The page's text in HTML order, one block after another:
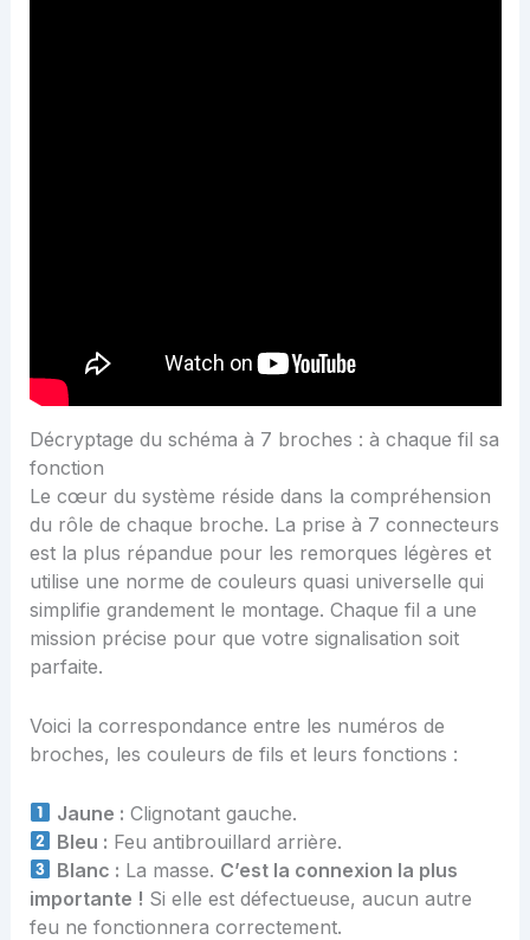
Décryptage du schéma à 7 broches : à chaque fil sa
fonction
Le cœur du système réside dans la compréhension
du rôle de chaque broche. La prise à 7 connecteurs
est la plus répandue pour les remorques légères et
utilise une norme de couleurs quasi universelle qui
simplifie grandement le montage. Chaque fil a une
mission précise pour que votre signalisation soit
parfaite.
Voici la correspondance entre les numéros de
broches, les couleurs de fils et leurs fonctions :
Jaune : Clignotant gauche.
Bleu : Feu antibrouillard arrière.
Blanc : La masse. C’est la connexion la plus
importante ! Si elle est défectueuse, aucun autre
feu ne fonctionnera correctement.